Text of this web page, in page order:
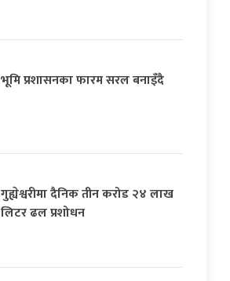
भूमि प्रशासनका फारम सरल बनाइँदै
गुह्येश्वरीमा दैनिक तीन करोड २४ लाख
लिटर ढल प्रशोधन